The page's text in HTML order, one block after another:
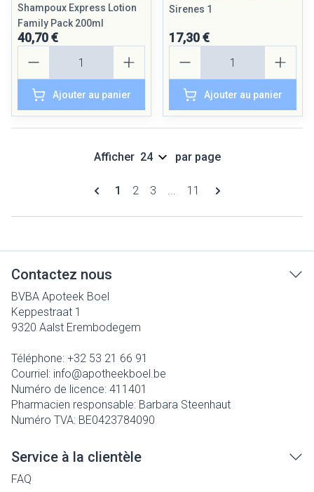
Shampoux Express Lotion
Family Pack 200ml
40,70 €
Ajouter au panier
Sirenes 1
17,30 €
Ajouter au panier
Pages
Vous lisez actuellement la page
1 Page
2 Page
3 ... Page
11
Afficher par page
Contactez nous
BVBA Apoteek Boel
Keppestraat 1
9320 Aalst Erembodegem
Téléphone: +32 53 21 66 91
Courriel: info@apotheekboel.be
Numéro de licence: 411401
Pharmacien responsable: Barbara Steenhaut
Numéro TVA: BE0423784090
Service à la clientèle
FAQ